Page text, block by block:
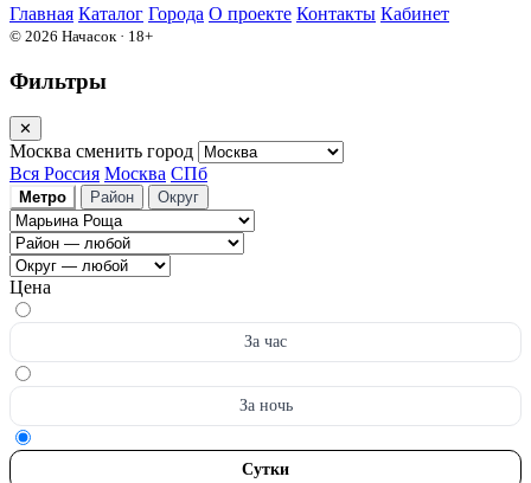
Главная Каталог Города О проекте Контакты Кабинет
© 2026 Начасок · 18+
Фильтры
✕
Москва сменить город
Вся Россия Москва СПб
Метро Район Округ
Цена
За час
За ночь
Сутки